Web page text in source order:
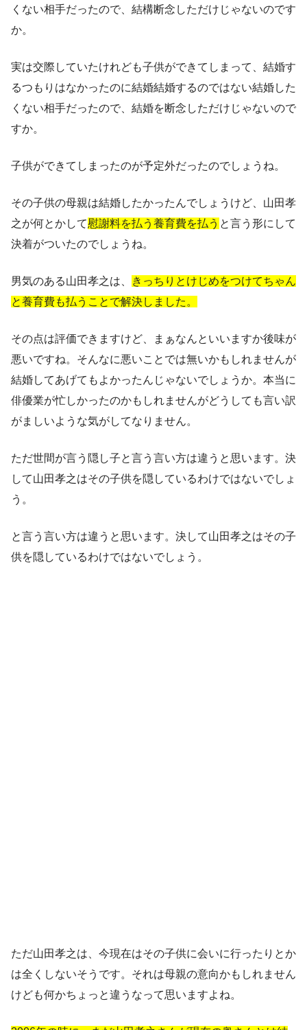
くない相手だったので、結構断念しただけじゃないのです
か。
実は交際していたけれども子供ができてしまって、結婚す
るつもりはなかったのに結婚結婚するのではない結婚した
くない相手だったので、結婚を断念しただけじゃないので
すか。
子供ができてしまったのが予定外だったのでしょうね。
その子供の母親は結婚したかったんでしょうけど、山田孝
之が何とかして慰謝料を払う養育費を払う と言う形にして
決着がついたのでしょうね。
男気のある山田孝之は、
きっちりとけじめをつけてちゃん
と養育費も払うことで解決しました。
その点は評価できますけど、まぁなんといいますか後味が
悪いですね。そんなに悪いことでは無いかもしれませんが
結婚してあげてもよかったんじゃないでしょうか。本当に
俳優業が忙しかったのかもしれませんがどうしても言い訳
がましいような気がしてなりません。
ただ世間が言う隠し子と言う言い方は違うと思います。決
して山田孝之はその子供を隠しているわけではないでしょ
う。
と言う言い方は違うと思います。決して山田孝之はその子
供を隠しているわけではないでしょう。
ただ山田孝之は、今現在はその子供に会いに行ったりとか
は全くしないそうです。それは母親の意向かもしれません
けども何かちょっと違うなって思いますよね。